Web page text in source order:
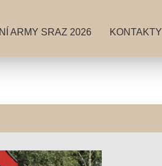
ARMY SRAZ 2026 KONTAKTY